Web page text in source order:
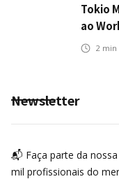
Tokio
ao
2 min
Newsletter
📬 Faça parte da
mil profissionais do